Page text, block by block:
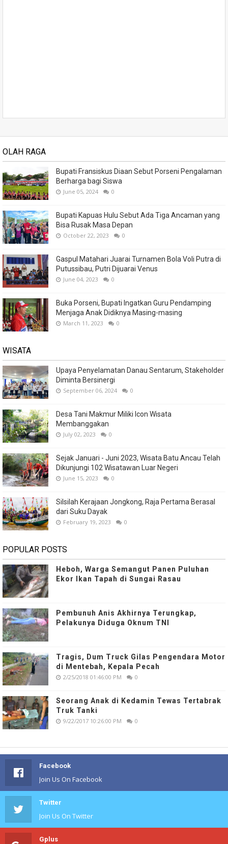
OLAH RAGA
Bupati Fransiskus Diaan Sebut Porseni Pengalaman
Berharga bagi Siswa
June 05, 2024 0
Bupati Kapuas Hulu Sebut Ada Tiga Ancaman yang
Bisa Rusak Masa Depan
October 22, 2023 0
Gaspul Matahari Juarai Turnamen Bola Voli Putra di
Putussibau, Putri Dijuarai Venus
June 04, 2023 0
Buka Porseni, Bupati Ingatkan Guru Pendamping
Menjaga Anak Didiknya Masing-masing
March 11, 2023 0
WISATA
Upaya Penyelamatan Danau Sentarum, Stakeholder
Diminta Bersinergi
September 06, 2024 0
Desa Tani Makmur Miliki Icon Wisata
Membanggakan
July 02, 2023 0
Sejak Januari - Juni 2023, Wisata Batu Ancau Telah
Dikunjungi 102 Wisatawan Luar Negeri
June 15, 2023 0
Silsilah Kerajaan Jongkong, Raja Pertama Berasal
dari Suku Dayak
February 19, 2023 0
POPULAR POSTS
Heboh, Warga Semangut Panen Puluhan
Ekor Ikan Tapah di Sungai Rasau
Pembunuh Anis Akhirnya Terungkap,
Pelakunya Diduga Oknum TNI
Tragis, Dum Truck Gilas Pengendara Motor
di Mentebah, Kepala Pecah
2/25/2018 01:46:00 PM 0
Seorang Anak di Kedamin Tewas Tertabrak
Truk Tanki
9/22/2017 10:26:00 PM 0
Facebook
Join Us On Facebook
Twitter
Join Us On Twitter
Gplus